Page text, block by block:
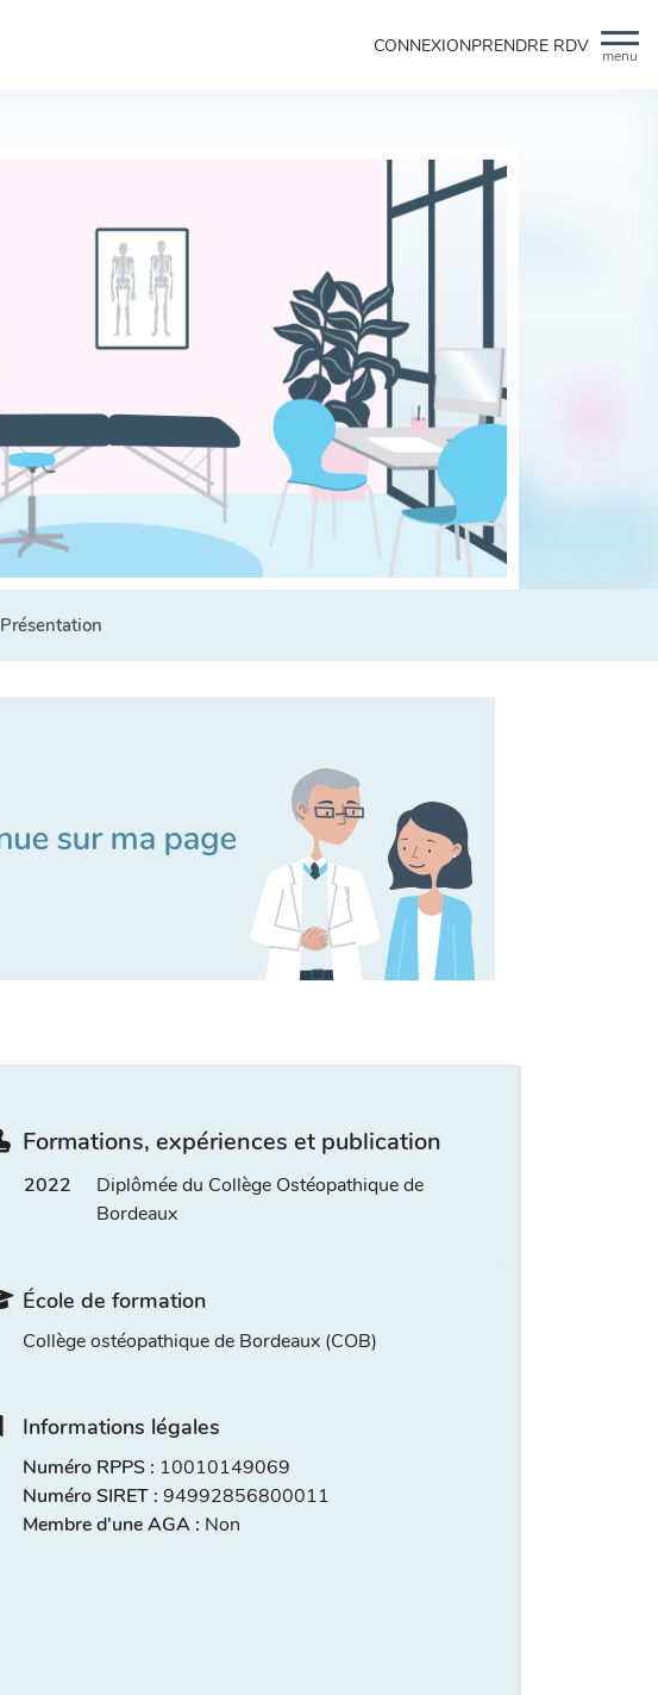
menu
CONNEXIONPRENDRE RDV
Présentation
Formations, expériences et publication
2022
Diplômée du Collège Ostéopathique de
Bordeaux
École de formation
Collège ostéopathique de Bordeaux (COB)
Informations légales
Numéro RPPS : 10010149069
Numéro SIRET : 94992856800011
Membre d'une AGA : Non